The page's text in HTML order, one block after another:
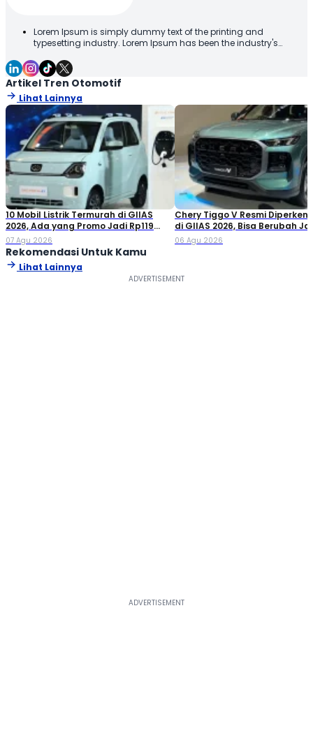
Lorem Ipsum is simply dummy text of the printing and
typesetting industry. Lorem Ipsum has been the industry's
printer took a galley of type and scrambled it to make a type
specimen book. It has survived not only five centuries, but also
the leap into electronic typesetting, remaining essentially
unchanged. It was popularised in the 1960s with the release of
Letraset sheets containing Lorem Ipsum passages, and more
recently with desktop publishing software like Aldus PageMaker
including versions of Lorem Ipsum
Artikel Tren Otomotif
Lihat Lainnya
10 Mobil Listrik Termurah di GIIAS
2026, Ada yang Promo Jadi Rp119
Jutaan!
07 Agu 2026
Chery Tiggo V Resmi
di GIIAS 2026, Bisa Berubah
Double Cabin
06 Agu 2026
Rekomendasi Untuk Kamu
Lihat Lainnya